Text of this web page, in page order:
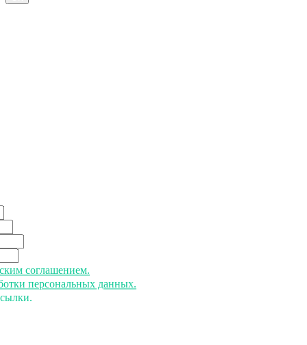
соглашением.
персональных данных.